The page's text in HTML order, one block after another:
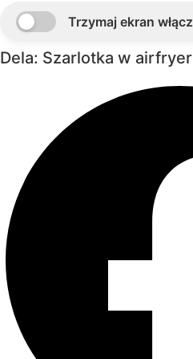
Dela: Szarlotka w airfryer